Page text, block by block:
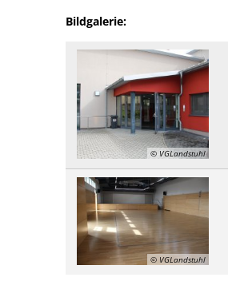
Bildgalerie:
© VGLandstuhl
© VGLandstuhl